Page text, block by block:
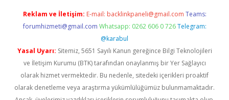
Reklam ve İletişim: E-mail: backlinkpaneli@gmail.com Teams:
forumhizmeti@gmail.com Whatsapp: 0262 606 0 726 Telegram:
@karabul
Yasal Uyarı: Sitemiz, 5651 Sayılı Kanun gereğince Bilgi Teknolojileri
ve İletişim Kurumu (BTK) tarafından onaylanmış bir Yer Sağlayıcı
olarak hizmet vermektedir. Bu nedenle, sitedeki içerikleri proaktif
olarak denetleme veya araştırma yükümlülüğümüz bulunmamaktadır.